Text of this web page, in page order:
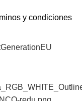
y condiciones